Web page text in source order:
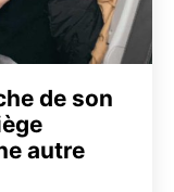
de son
autre